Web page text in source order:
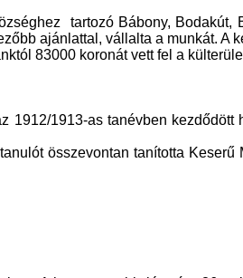
tartozó Bábony, Bodakút,
ajánlattal, vállalta a munkát. A
83000 koronát vett fel a
1913-as tanévben
összevontan tanította